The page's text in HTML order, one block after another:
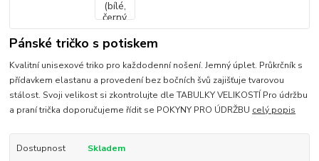
Pánské tričko s potiskem
Kvalitní unisexové triko pro každodenní nošení. Jemný úplet. Průkrčník s
přídavkem elastanu a provedení bez bočních švů zajišťuje tvarovou
stálost. Svoji velikost si zkontrolujte dle TABULKY VELIKOSTÍ Pro údržbu
a praní trička doporučujeme řídit se POKYNY PRO ÚDRŽBU celý popis
Dostupnost
Skladem